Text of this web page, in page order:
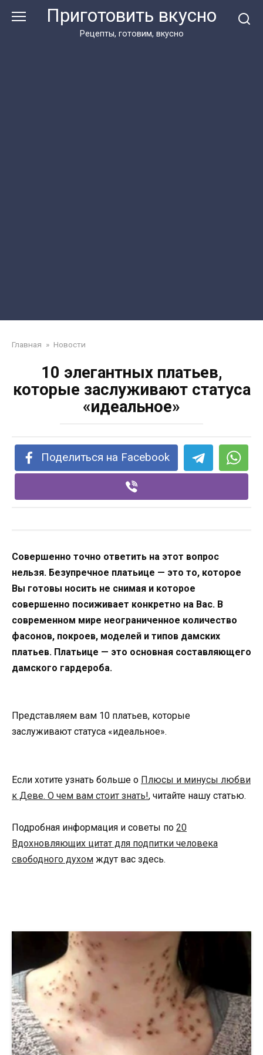
Приготовить вкусно
Рецепты, готовим, вкусно
Главная » Новости
10 элегантных платьев,
которые заслуживают статуса
«идеальное»
Поделиться на Facebook
Совершенно точно ответить на этот вопрос
нельзя. Безупречное платьице — это то, которое
Вы готовы носить не снимая и которое
совершенно посиживает конкретно на Вас. В
современном мире неограниченное количество
фасонов, покроев, моделей и типов дамских
платьев. Платьице — это основная составляющего
дамского гардероба.
Представляем вам 10 платьев, которые
заслуживают статуса «идеальное».
Если хотите узнать больше о Плюсы и минусы любви
к Деве. О чем вам стоит знать!, читайте нашу статью.
Подробная информация и советы по 20
Вдохновляющих цитат для подпитки человека
свободного духом ждут вас здесь.